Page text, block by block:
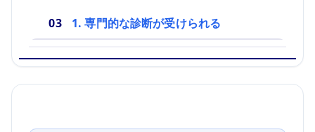
1. 専門的な診断が受けられる